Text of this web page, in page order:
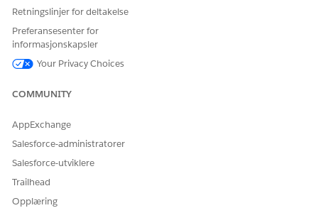
La oss få vite det slik at vi kan forbedre!
Retningslinjer for deltakelse
Preferansesenter for
informasjonskapsler
Your Privacy Choices
COMMUNITY
AppExchange
Salesforce-administratorer
Salesforce-utviklere
Trailhead
Opplæring